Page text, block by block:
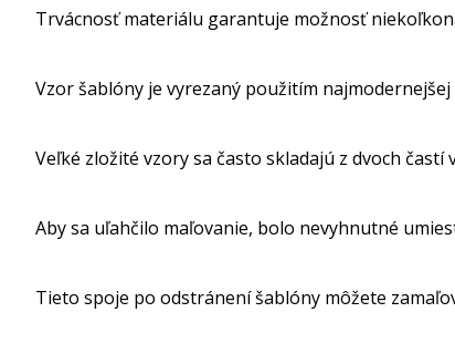
Trvácnosť materiálu garantuje možnosť
Vzor šablóny je vyrezaný použitím
Veľké zložité vzory sa často skladajú z dvoch častí
Aby sa uľahčilo maľovanie, bolo nevyhnutné
Tieto spoje po odstránení šablóny môžete